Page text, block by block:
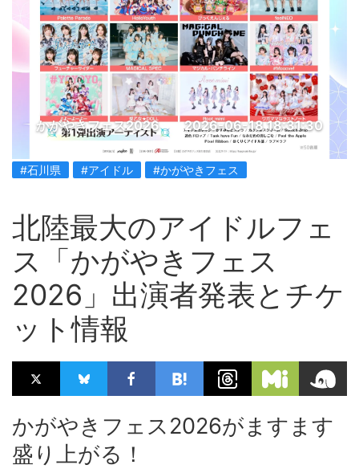
かがやきフェス2026 2026-06-18 18:31:30
#石川県 #アイドル #かがやきフェス
北陸最大のアイドルフェ
ス「かがやきフェス
2026」出演者発表とチケ
ット情報
かがやきフェス2026がますます
盛り上がる！